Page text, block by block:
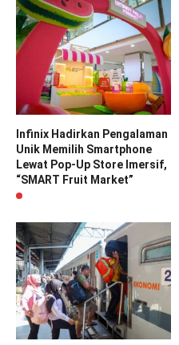
Infinix Hadirkan Pengalaman
Unik Memilih Smartphone
Lewat Pop-Up Store Imersif,
“SMART Fruit Market”